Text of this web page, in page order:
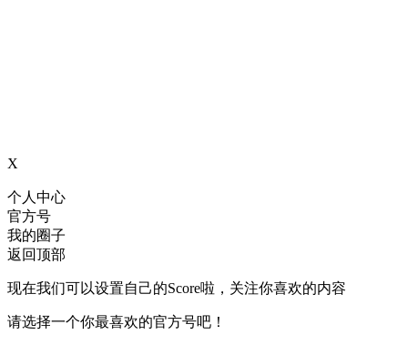
X
个人中心
官方号
我的圈子
返回顶部
现在我们可以设置自己的Score啦，关注你喜欢的内容
请选择一个你最喜欢的官方号吧！